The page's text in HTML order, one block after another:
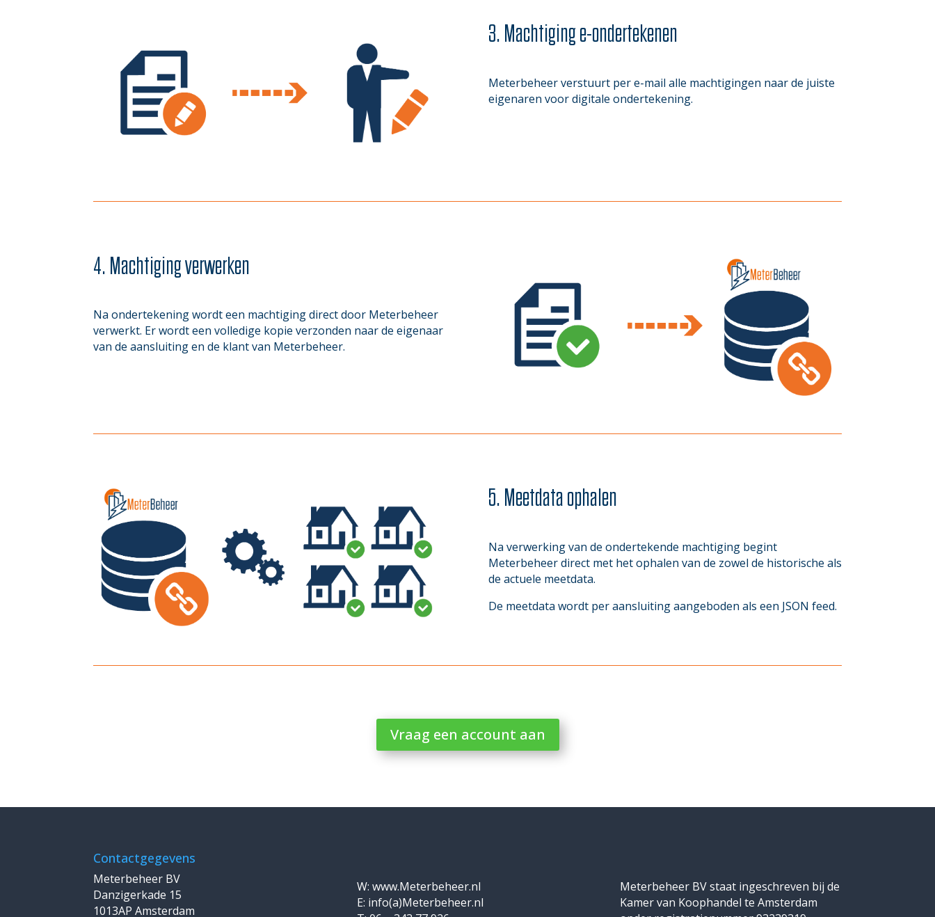
3. Machtiging e-ondertekenen
Meterbeheer verstuurt per e-mail alle machtigingen naar de juiste
eigenaren voor digitale ondertekening.
4. Machtiging verwerken
Na ondertekening wordt een machtiging direct door Meterbeheer
verwerkt. Er wordt een volledige kopie verzonden naar de eigenaar
van de aansluiting en de klant van Meterbeheer.
5. Meetdata ophalen
Na verwerking van de ondertekende machtiging begint
Meterbeheer direct met het ophalen van de zowel de historische als
de actuele meetdata.
De meetdata wordt per aansluiting aangeboden als een JSON feed.
Vraag een account aan
Contactgegevens
Meterbeheer BV
Danzigerkade 15
1013AP Amsterdam
W: www.Meterbeheer.nl
E: info(a)Meterbeheer.nl
Meterbeheer BV staat ingeschreven bij de
Kamer van Koophandel te Amsterdam